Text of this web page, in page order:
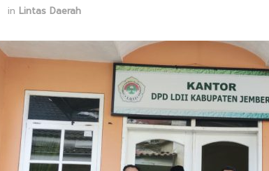
in Lintas Daerah